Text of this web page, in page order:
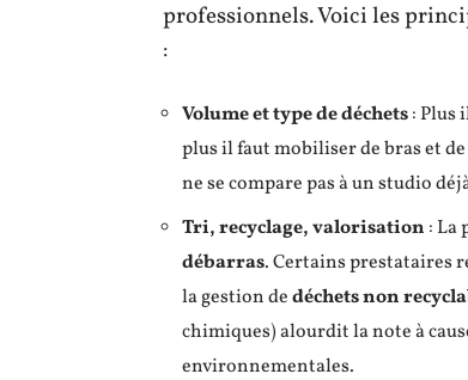
professionnels. Voici les
:
Volume et type de déchets: Plus
plus il faut mobiliser de bras et
ne se compare pas à un studio
Tri, recyclage, valorisation : La
débarras. Certains prestataires
la gestion dedéchets non
chimiques) alourdit la note à
environnementales.